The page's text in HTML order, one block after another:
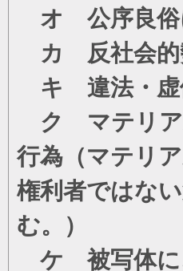
オ 公序良俗
カ 反社会的
キ 違法・虚
ク マテリア
行為（マテリ
権利者ではな
む。）
ケ 被写体に